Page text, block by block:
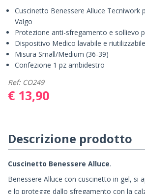
Cuscinetto Benessere Alluce Tecniwork
Valgo
Protezione anti-sfregamento e sollievo
Dispositivo Medico lavabile e riutilizzabile
Misura Small/Medium (36-39)
Confezione 1 pz ambidestro
Ref: CO249
€ 13,90
Descrizione prodotto
Cuscinetto Benessere Alluce.
Benessere Alluce con cuscinetto in gel, si
e lo protegge dallo sfregamento con la